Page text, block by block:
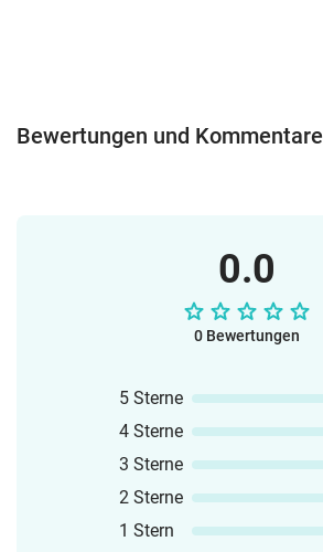
Bewertungen und Kommentare
0.0
0 Bewertungen
5 Sterne
4 Sterne
3 Sterne
2 Sterne
1 Stern